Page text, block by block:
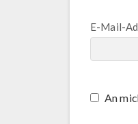
E-Mail-
An